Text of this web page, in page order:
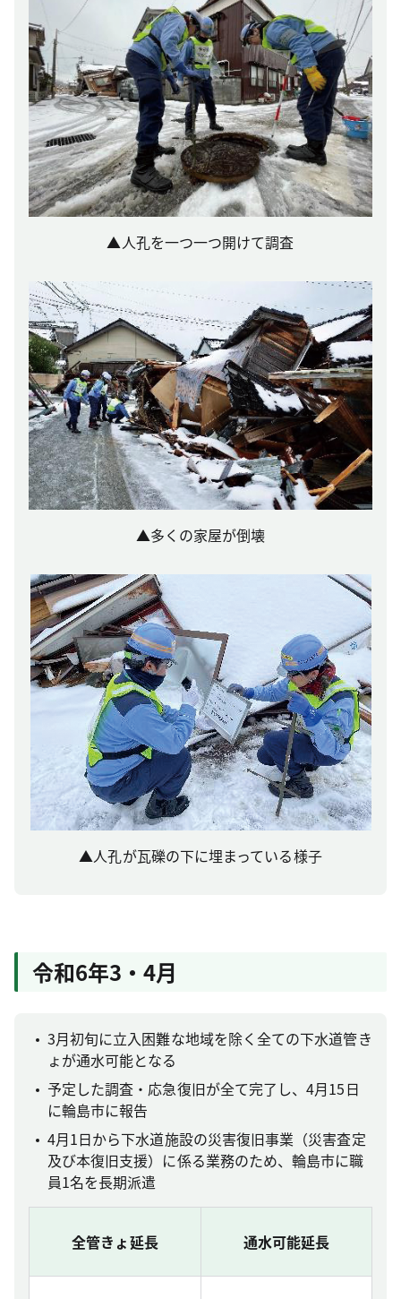
▲人孔を一つ一つ開けて調査
▲多くの家屋が倒壊
▲人孔が瓦礫の下に埋まっている様子
令和6年3・4月
3月初旬に立入困難な地域を除く全ての下水道管き
ょが通水可能となる
予定した調査・応急復旧が全て完了し、4月15日
に輪島市に報告
4月1日から下水道施設の災害復旧事業（災害査定
及び本復旧支援）に係る業務のため、輪島市に職
員1名を長期派遣
全管きょ延長 通水可能延長